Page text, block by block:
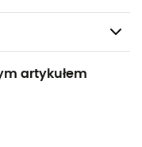
użytek /
artykułem